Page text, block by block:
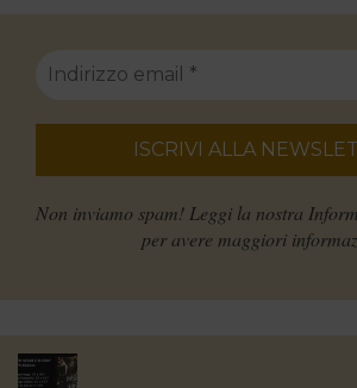
Non inviamo spam! Leggi la nostra
per avere maggiori